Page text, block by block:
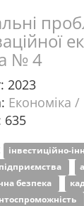
№ 4
2023
Економіка
635
інвестиційно-
безпека